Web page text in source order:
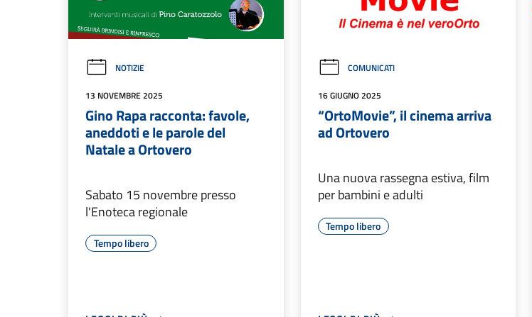
NOTIZIE
13 NOVEMBRE 2025
Gino Rapa racconta: favole,
aneddoti e le parole del
Natale a Ortovero
Sabato 15 novembre presso
l'Enoteca regionale
Tempo libero
COMUNICATI
16 GIUGNO 2025
“OrtoMovie”, il cinema arriva
ad Ortovero
Una nuova rassegna estiva, film
per bambini e adulti
Tempo libero